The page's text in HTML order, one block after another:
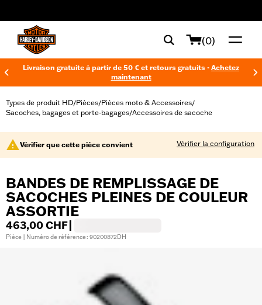
(0)
Livraison gratuite à partir de 50 € et retours gratuits - Achetez
maintenant
Types de produit HD/Pièces/Pièces moto & Accessoires/
Sacoches, bagages et porte-bagages/Accessoires de sacoche
Vérifier que cette pièce convient Vérifier la configuration
BANDES DE REMPLISSAGE DE
SACOCHES PLEINES DE COULEUR
ASSORTIE
463,00 CHF
Pièce | Numéro de référence : 90200872DH